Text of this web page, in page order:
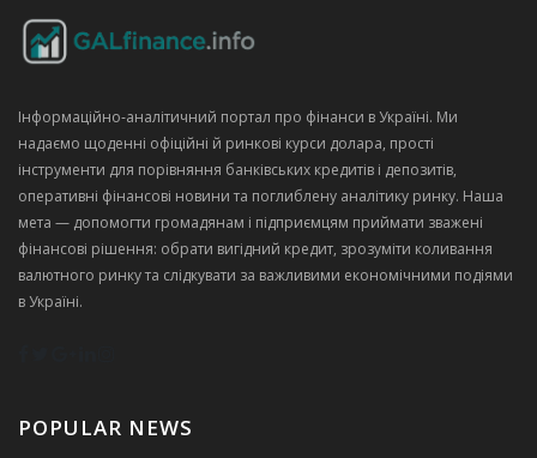
Інформаційно‑аналітичний портал про фінанси в Україні. Ми
надаємо щоденні офіційні й ринкові курси долара, прості
інструменти для порівняння банківських кредитів і депозитів,
оперативні фінансові новини та поглиблену аналітику ринку. Наша
мета — допомогти громадянам і підприємцям приймати зважені
фінансові рішення: обрати вигідний кредит, зрозуміти коливання
валютного ринку та слідкувати за важливими економічними подіями
в Україні.
POPULAR NEWS